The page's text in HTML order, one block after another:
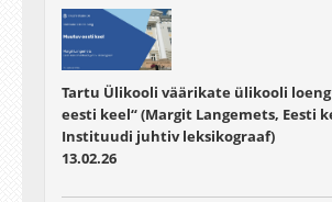
Tartu Ülikooli väärikate ülikooli
eesti keel“ (Margit Langemets, Eesti
Instituudi juhtiv leksikograaf)
13.02.26